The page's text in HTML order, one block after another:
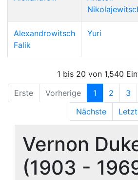
Alexandrowitsch
Falik
Yuri
1 bis 20 von 1,540
Erste
Vorherige 1 2 3
Nächste
Vernon
(1903 -